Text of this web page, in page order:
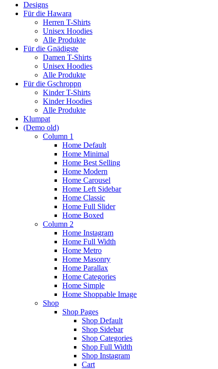
Designs
Für die Hawara
Herren T-Shirts
Unisex Hoodies
Alle Produkte
Für die Gnädigste
Damen T-Shirts
Unisex Hoodies
Alle Produkte
Für die Gschroppn
Kinder T-Shirts
Kinder Hoodies
Alle Produkte
Klumpat
(Demo old)
Column 1
Home Default
Home Minimal
Home Best Selling
Home Modern
Home Carousel
Home Left Sidebar
Home Classic
Home Full Slider
Home Boxed
Column 2
Home Instagram
Home Full Width
Home Metro
Home Masonry
Home Parallax
Home Categories
Home Simple
Home Shoppable Image
Shop
Shop Pages
Shop Default
Shop Sidebar
Shop Categories
Shop Full Width
Shop Instagram
Cart